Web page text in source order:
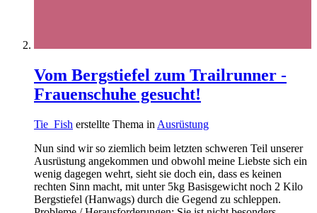
Vom Bergstiefel zum Trailrunner -
Frauenschuhe gesucht!
Tie_Fish erstellte Thema in Ausrüstung
Nun sind wir so ziemlich beim letzten schweren Teil unserer
Ausrüstung angekommen und obwohl meine Liebste sich ein
wenig dagegen wehrt, sieht sie doch ein, dass es keinen
rechten Sinn macht, mit unter 5kg Basisgewicht noch 2 Kilo
Bergstiefel (Hanwags) durch die Gegend zu schleppen.